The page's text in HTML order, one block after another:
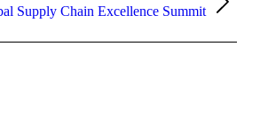
Supply Chain Excellence Summit